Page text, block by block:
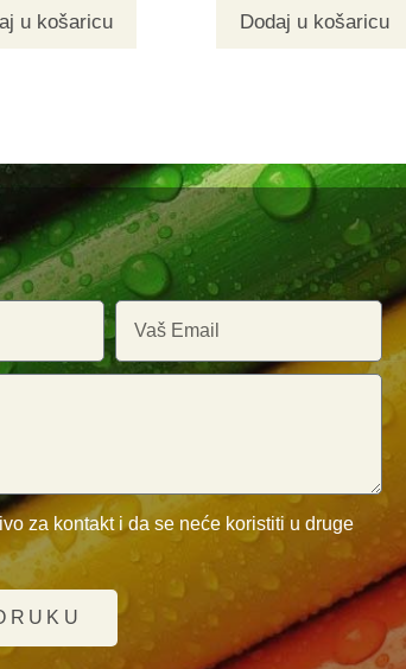
u košaricu Dodaj u košaricu
za kontakt i da se neće koristiti u druge